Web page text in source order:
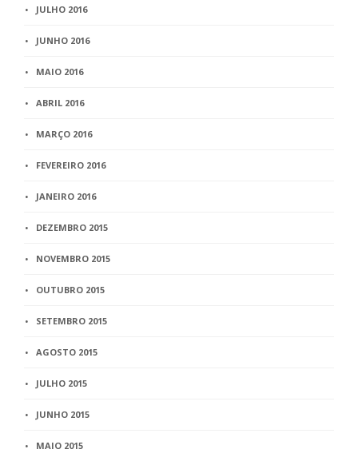
JULHO 2016
JUNHO 2016
MAIO 2016
ABRIL 2016
MARÇO 2016
FEVEREIRO 2016
JANEIRO 2016
DEZEMBRO 2015
NOVEMBRO 2015
OUTUBRO 2015
SETEMBRO 2015
AGOSTO 2015
JULHO 2015
JUNHO 2015
MAIO 2015